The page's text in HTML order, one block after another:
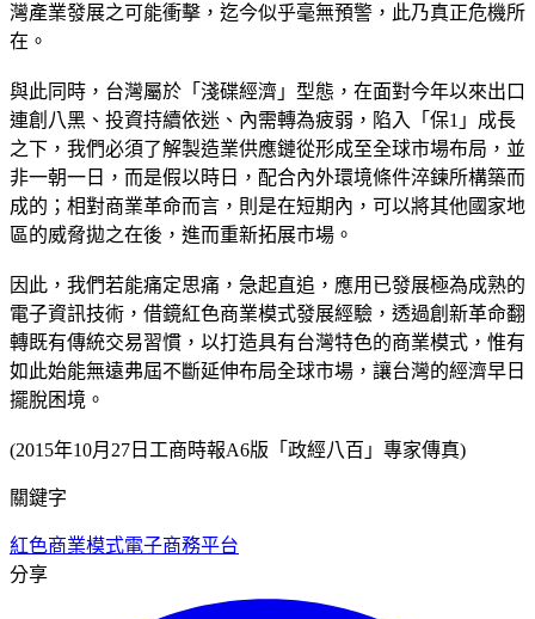
灣產業發展之可能衝擊，迄今似乎毫無預警，此乃真正危機所
在。
與此同時，台灣屬於「淺碟經濟」型態，在面對今年以來出口
連創八黑、投資持續依迷、內需轉為疲弱，陷入「保1」成長
之下，我們必須了解製造業供應鏈從形成至全球市場布局，並
非一朝一日，而是假以時日，配合內外環境條件淬鍊所構築而
成的；相對商業革命而言，則是在短期內，可以將其他國家地
區的威脅拋之在後，進而重新拓展市場。
因此，我們若能痛定思痛，急起直追，應用已發展極為成熟的
電子資訊技術，借鏡紅色商業模式發展經驗，透過創新革命翻
轉既有傳統交易習慣，以打造具有台灣特色的商業模式，惟有
如此始能無遠弗屆不斷延伸布局全球市場，讓台灣的經濟早日
擺脫困境。
(2015年10月27日工商時報A6版「政經八百」專家傳真)
關鍵字
紅色商業模式電子商務平台
分享